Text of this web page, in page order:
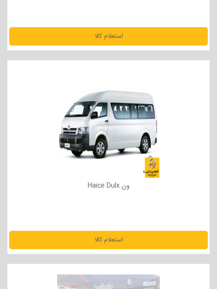
استعلام کالا
مشاهده جزئیات
ون Haice Dulx
استعلام کالا
مشاهده جزئیات